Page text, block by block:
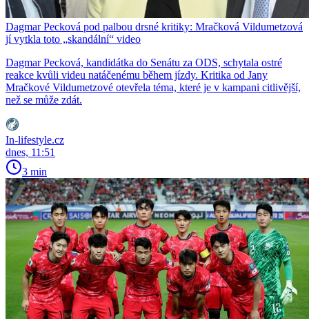
Dagmar Pecková pod palbou drsné kritiky: Mračková Vildumetzová
jí vytkla toto „skandální“ video
Dagmar Pecková, kandidátka do Senátu za ODS, schytala ostré
reakce kvůli videu natáčenému během jízdy. Kritika od Jany
Mračkové Vildumetzové otevřela téma, které je v kampani citlivější,
než se může zdát.
In-lifestyle.cz
dnes, 11:51
3 min